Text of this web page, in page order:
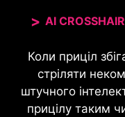
AI CROSSHAIR
Коли приціл
стріляти
штучного
прицілу таким
Нова
розпізнавати
підвищувати